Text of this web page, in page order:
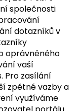
společnosti
dotazníků v
oprávněného
vaší
Pro zasílání
zpětné vazby a
využíváme